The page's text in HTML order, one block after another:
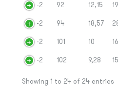
-2 92 12,15
-2 94 18,57
-2 101 10
-2 102 9,28
Showing 1 to 24 of 24 entries